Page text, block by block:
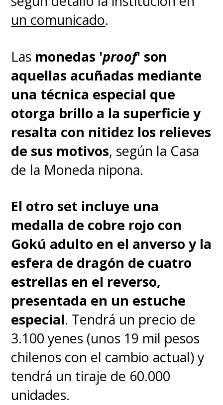
tri., el remake de Urusei
Yatsuray la celebrada
El título "DAIMA" es un
término inventado y no
significa nada realmente,
pero Toriyama había indicado
que -en español- sería algo así
como "Malvado".
La franquicia deDragon
Ballsobrevive a Toriyama,
inaugurando tambiénun
gigantesco parque
temáticodentro del
megaproyecto
turísticoQiddiya de Riad, que
espira a convertirse en la
"capital del entretenimiento"
saudí.
un comunicado.
Las monedas 'proof' son
aquellas acuñadas mediante
una técnica especial que
otorga brillo a la superficie y
resalta con nitidez los relieves
de sus motivos, según la Casa
de la Moneda nipona.
El otro set incluye una
medalla de cobre rojo con
Gokú adulto en el anverso y la
esfera de dragón de cuatro
estrellas en el reverso,
presentada en un estuche
especial. Tendrá un precio de
3.100 yenes (unos 19 mil pesos
chilenos con el cambio actual) y
tendrá un tiraje de 60.000
unidades.